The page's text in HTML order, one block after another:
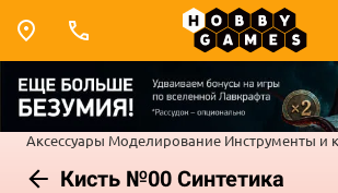
Аксессуары Моделирование Инструменты и
Кисть №00 Синтетика